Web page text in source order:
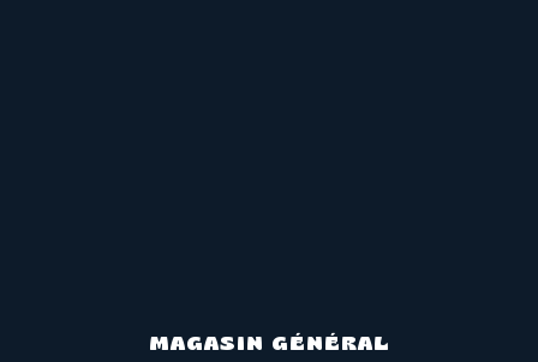
MAGASIN GÉNÉRAL